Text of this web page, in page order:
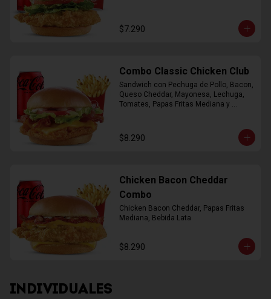
$7.290
Combo Classic Chicken Club
Sandwich con Pechuga de Pollo, Bacon,
Queso Cheddar, Mayonesa, Lechuga,
Tomates, Papas Fritas Mediana y
$8.290
Chicken Bacon Cheddar
Combo
Chicken Bacon Cheddar, Papas Fritas
Mediana, Bebida Lata
$8.290
INDIVIDUALES